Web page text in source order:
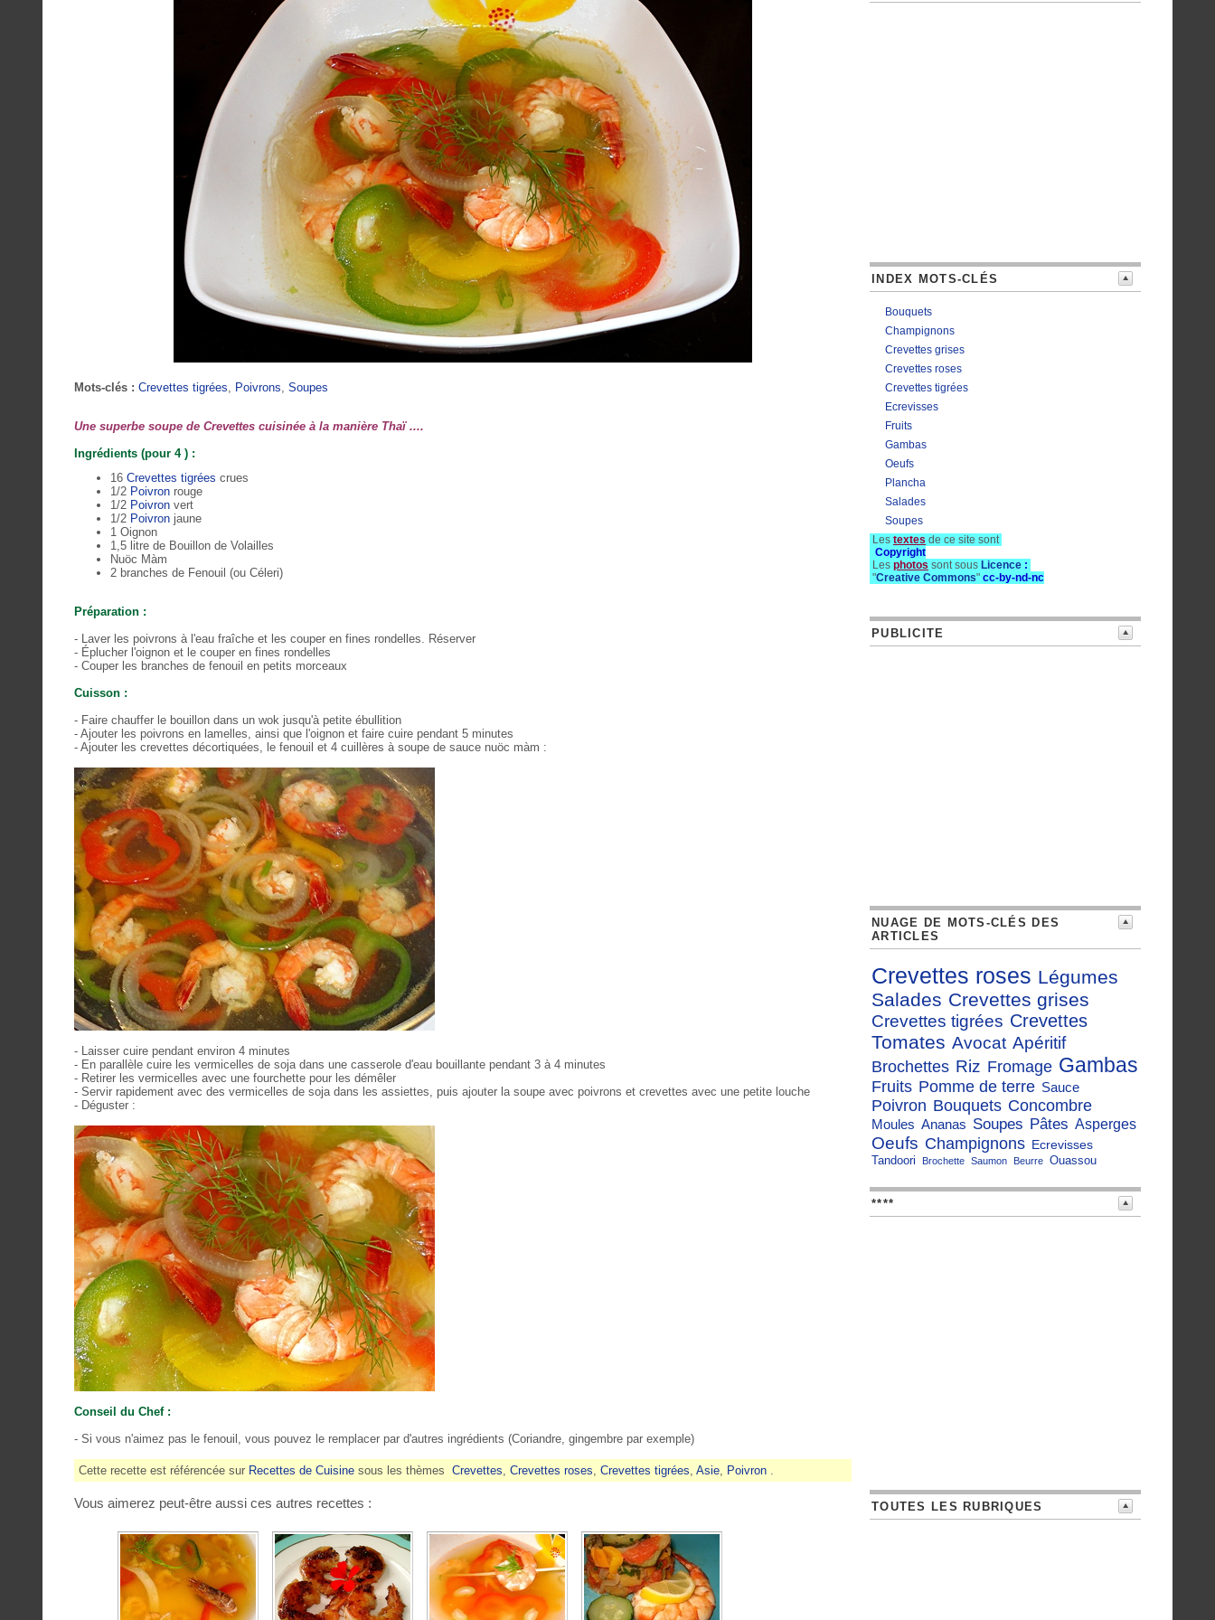
Mots-clés : Crevettes tigrées Poivrons Soupes
Une superbe soupe de Crevettes cuisinée à la manière Thaï ....
Ingrédients (pour 4 ) :
16 Crevettes tigrées crues
1/2 Poivron rouge
1/2 Poivron vert
1/2 Poivron jaune
1 Oignon
1,5 litre de Bouillon de Volailles
Nuöc Màm
2 branches de Fenouil (ou Céleri)
Préparation :
- Laver les poivrons à l'eau fraîche et les couper en fines rondelles. Réserver
- Éplucher l'oignon et le couper en fines rondelles
- Couper les branches de fenouil en petits morceaux
Cuisson :
- Faire chauffer le bouillon dans un wok jusqu'à petite ébullition
- Ajouter les poivrons en lamelles, ainsi que l'oignon et faire cuire pendant 5 minutes
- Ajouter les crevettes décortiquées, le fenouil et 4 cuillères à soupe de sauce nuöc màm :
- Laisser cuire pendant environ 4 minutes
- En parallèle cuire les vermicelles de soja dans une casserole d'eau bouillante pendant 3 à 4 minutes
- Retirer les vermicelles avec une fourchette pour les démêler
- Servir rapidement avec des vermicelles de soja dans les assiettes, puis ajouter la soupe avec poivrons et crevettes avec une petite louche
- Déguster :
Conseil du Chef :
- Si vous n'aimez pas le fenouil, vous pouvez le remplacer par d'autres ingrédients (Coriandre, gingembre par exemple)
Cette recette est référencée sur Recettes de Cuisine sous les thèmes Crevettes, Crevettes roses, Crevettes tigrées, Asie, Poivron .
Vous aimerez peut-être aussi ces autres recettes :
INDEX MOTS-CLÉS
Bouquets
Champignons
Crevettes grises
Crevettes roses
Crevettes tigrées
Ecrevisses
Fruits
Gambas
Oeufs
Plancha
Salades
Soupes
Les textes de ce site sont
Copyright
Les photos sont sous Licence :
"Creative Commons" cc-by-nd-nc
PUBLICITE
NUAGE DE MOTS-CLÉS DES
ARTICLES
Crevettes roses Légumes
Salades Crevettes grises
Crevettes tigrées Crevettes
Tomates Avocat Apéritif
Brochettes Riz Fromage Gambas
Fruits Pomme de terre Sauce
Poivron Bouquets Concombre
Moules Ananas Soupes Pâtes Asperges
Oeufs Champignons Ecrevisses
Tandoori Brochette Saumon Beurre Ouassou
****
TOUTES LES RUBRIQUES